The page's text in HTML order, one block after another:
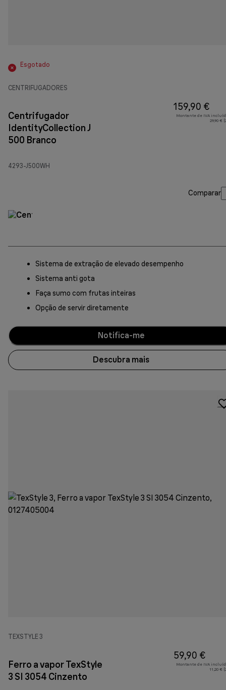
Esgotado
CENTRIFUGADORES
Centrifugador
IdentityCollection J
500 Branco
4293-J500WH
159,90 €
Montante de IVA
29,90 €
Comparar
Sistema de extração de elevado desempenho
Sistema anti gota
Faça sumo com frutas inteiras
Opção de servir diretamente
Notifica-me
Descubra mais
TEXSTYLE 3
Ferro a vapor TexStyle
3 SI 3054 Cinzento
59,90 €
Montante de IVA
11,20 €